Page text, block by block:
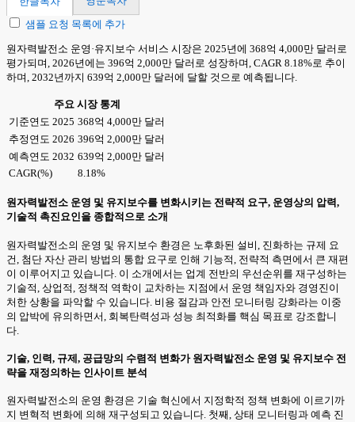
샘플 요청 목록에 추가
원자력발전소 운영·유지보수 서비스 시장은 2025년에 368억 4,000만 달러로
평가되며, 2026년에는 396억 2,000만 달러로 성장하며, CAGR 8.18%로 추이
하며, 2032년까지 639억 2,000만 달러에 달할 것으로 예측됩니다.
주요 시장 통계
기준연도 2025 368억 4,000만 달러
추정연도 2026 396억 2,000만 달러
예측연도 2032 639억 2,000만 달러
CAGR(%)
8.18%
원자력발전소 운영 및 유지보수를 변화시키는 전략적 요구, 운영상의 압력,
기술적 촉진요인을 종합적으로 소개
원자력발전소의 운영 및 유지보수 환경은 노후화된 설비, 진화하는 규제 요
건, 첨단 자산 관리 방법의 통합 요구로 인해 기능적, 전략적 측면에서 큰 재편
이 이루어지고 있습니다. 이 소개에서는 업계 전반의 우선순위를 재구성하는
기술적, 상업적, 정책적 역학이 교차하는 지점에서 운영 책임자와 경영진이
처한 상황을 파악할 수 있습니다. 비용 절감과 안전 모니터링 강화라는 이중
의 압박에 유의하면서, 회복탄력성과 성능 최적화를 핵심 목표로 강조합니
다.
기술, 인력, 규제, 공급망의 수렴적 변화가 원자력발전소 운영 및 유지보수 전
략을 재정의하는 인사이트 분석
원자력발전소의 운영 환경은 기술 혁신에서 지정학적 정책 변화에 이르기까
지 변혁적 변화에 의해 재구성되고 있습니다. 첫째, 상태 모니터링과 예측 진